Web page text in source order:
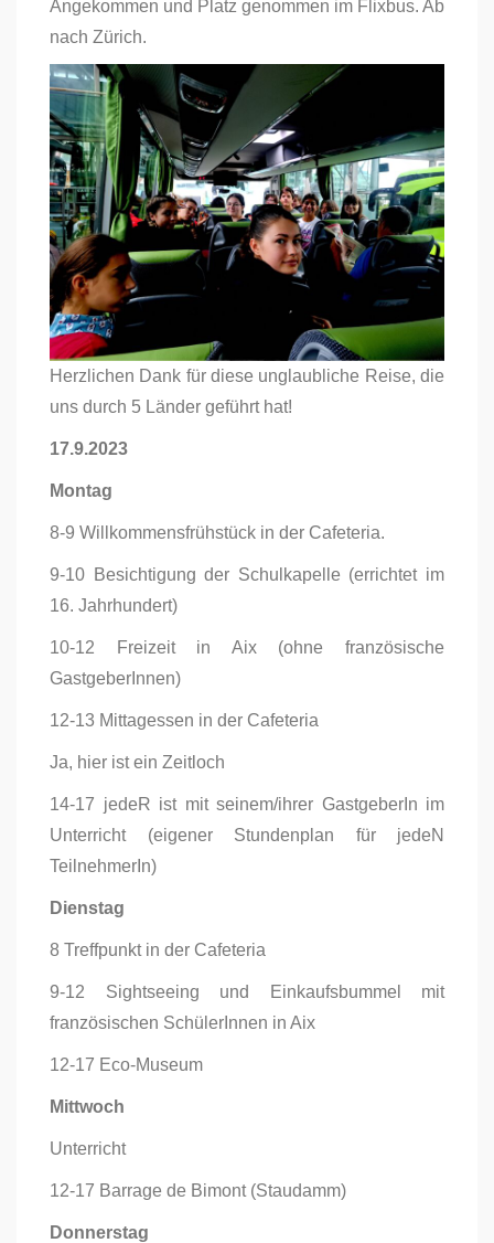
Angekommen und Platz genommen im Flixbus. Ab
nach Zürich.
Herzlichen Dank für diese unglaubliche Reise, die
uns durch 5 Länder geführt hat!
17.9.2023
Montag
8-9 Willkommensfrühstück in der Cafeteria.
9-10 Besichtigung der Schulkapelle (errichtet im
16. Jahrhundert)
10-12 Freizeit in Aix (ohne französische
GastgeberInnen)
12-13 Mittagessen in der Cafeteria
Ja, hier ist ein Zeitloch
14-17 jedeR ist mit seinem/ihrer GastgeberIn im
Unterricht (eigener Stundenplan für jedeN
TeilnehmerIn)
Dienstag
8 Treffpunkt in der Cafeteria
9-12 Sightseeing und Einkaufsbummel mit
französischen SchülerInnen in Aix
12-17 Eco-Museum
Mittwoch
Unterricht
12-17 Barrage de Bimont (Staudamm)
Donnerstag